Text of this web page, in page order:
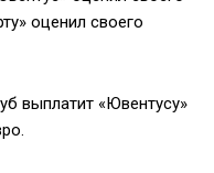
оценил своего
выплатит «Ювентусу»